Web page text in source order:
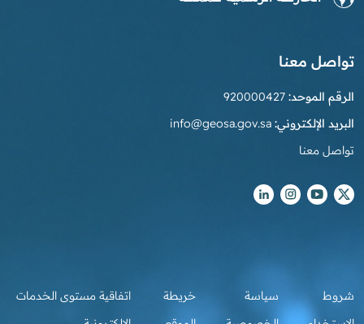
تواصل معنا
الرقم الموحد: 920000427
البريد الإلكتروني: info@geosa.gov.sa
تواصل معنا
شروط
سياسة
خريطة
اتفاقية مستوى الخدمات